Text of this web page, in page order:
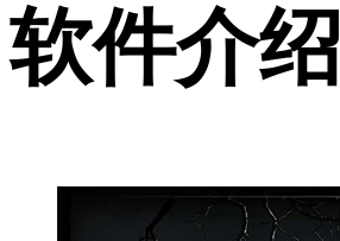
软件介绍